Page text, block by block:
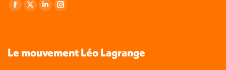
Retrouvez-nous sur :
La
s'ouvre
La
s'ouvre
La
s'ouvre
La
s'ouvre
Le mouvement Léo Lagrange